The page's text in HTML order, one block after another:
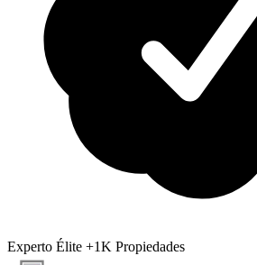
Experto Élite +1K Propiedades